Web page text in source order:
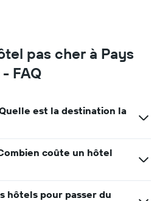
pas cher à Pays
FAQ
est la destination la
coûte un hôtel
hôtels pour passer du